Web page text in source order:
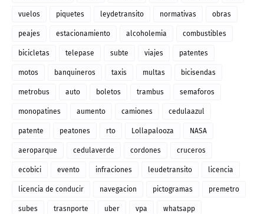
vuelos piquetes leydetransito normativas obras
peajes estacionamiento alcoholemia combustibles
bicicletas telepase subte viajes patentes
motos banquineros taxis multas bicisendas
metrobus auto boletos trambus semaforos
monopatines aumento camiones cedulaazul
patente peatones rto Lollapalooza NASA
aeroparque cedulaverde cordones cruceros
ecobici evento infraciones leudetransito licencia
licencia de conducir navegacion pictogramas premetro
subes trasnporte uber vpa whatsapp